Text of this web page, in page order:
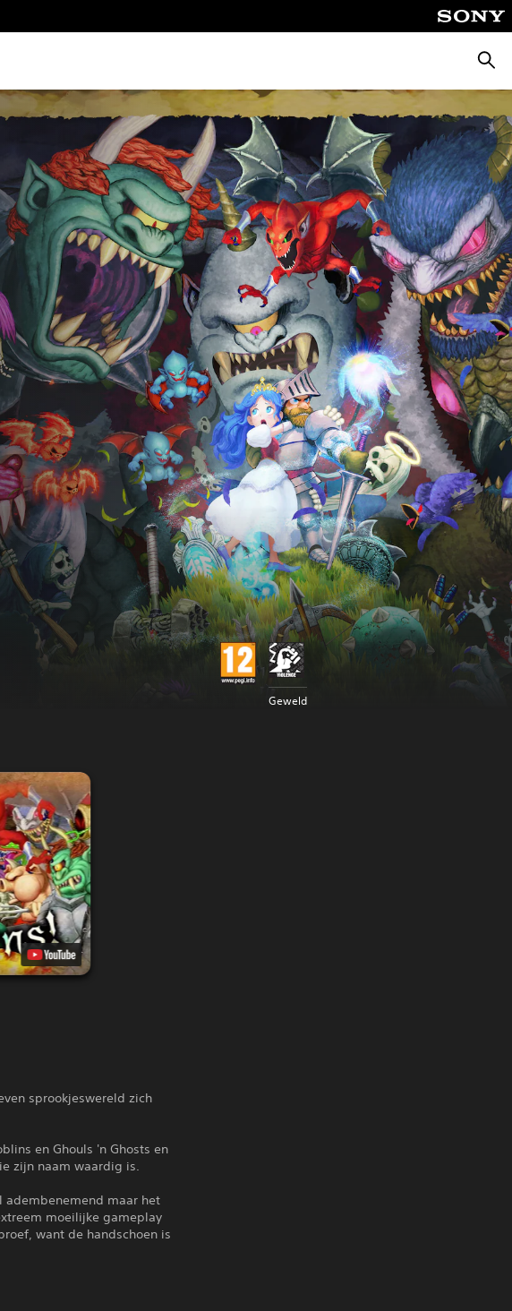
Geweld
sprookjeswereld zich
en Ghouls 'n Ghosts en
zijn naam waardig is.
adembenemend maar het
moeilijke gameplay
want de handschoen is